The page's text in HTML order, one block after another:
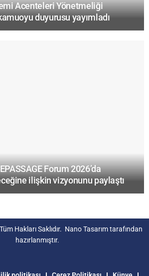
Acenteleri Yönetmeliği
duyurusu yayımladı
Forum 2026’da
ilişkin vizyonunu paylaştı
Hakları Saklıdır. Nano Tasarımtarafından
hazırlanmıştır.